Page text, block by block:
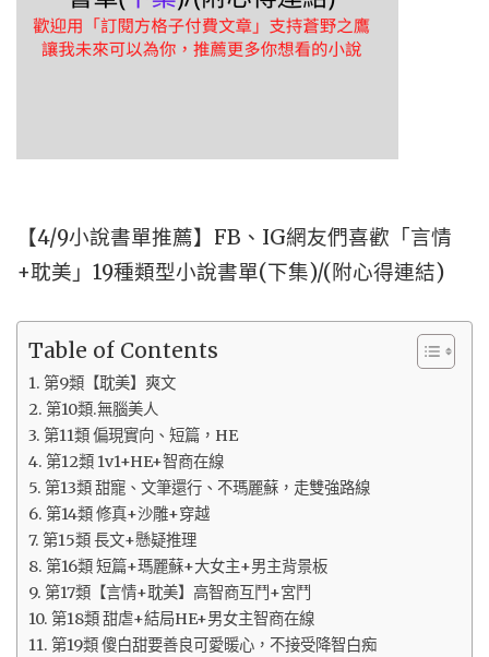
【4/9小說書單推薦】FB、IG網友們喜歡「言情
+耽美」19種類型小說書單(下集)/(附心得連結)
Table of Contents
第9類【耽美】爽文
第10類.無腦美人
第11類 偏現實向、短篇，HE
第12類 1v1+HE+智商在線
第13類 甜寵、文筆還行、不瑪麗蘇，走雙強路線
第14類 修真+沙雕+穿越
第15類 長文+懸疑推理
第16類 短篇+瑪麗蘇+大女主+男主背景板
第17類【言情+耽美】高智商互鬥+宮鬥
第18類 甜虐+結局HE+男女主智商在線
第19類 傻白甜要善良可愛暖心，不接受降智白痴